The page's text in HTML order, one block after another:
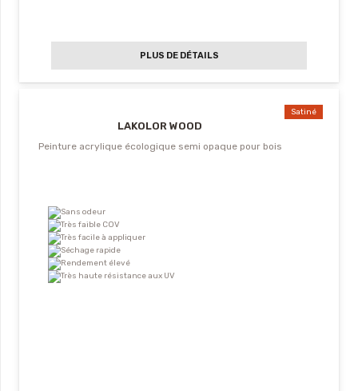
PLUS DE DÉTAILS
Satiné
LAKOLOR WOOD
Peinture acrylique écologique semi opaque pour bois
Sans odeur
Très faible COV
Très facile à appliquer
Séchage rapide
Rendement élevé
Très haute résistance aux UV